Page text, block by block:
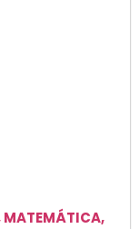
MATEMÁTICA,